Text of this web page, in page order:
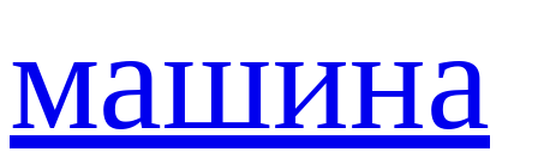
машина